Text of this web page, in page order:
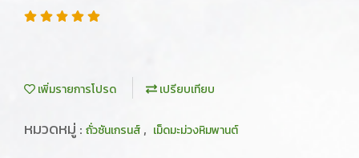
เพิ่มรายการโปรด เปรียบเทียบ
หมวดหมู่ : ถั่วซันเกรนส์ , เม็ดมะม่วงหิมพานต์